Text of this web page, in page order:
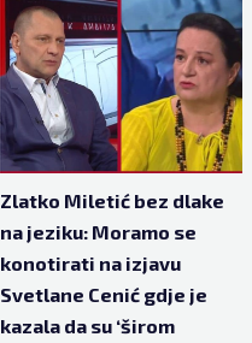
Zlatko Miletić bez dlake
na jeziku: Moramo se
konotirati na izjavu
Svetlane Cenić gdje je
kazala da su ‘širom